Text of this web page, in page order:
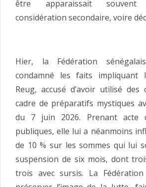
être apparaissait
considération secondaire, voire
Hier, la Fédération
condamné les faits impliquant
Reug, accusé d’avoir utilisé des
cadre de préparatifs mystiques
du 7 juin 2026. Prenant acte
publiques, elle lui a néanmoins
de 10 % sur les sommes qui lui
suspension de six mois, dont
trois avec sursis. La